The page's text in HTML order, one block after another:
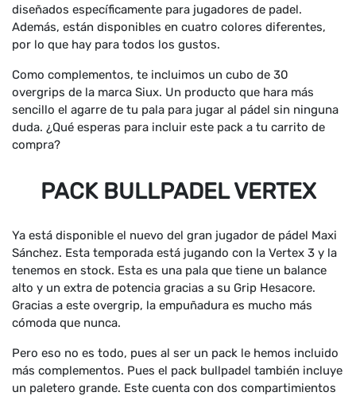
diseñados específicamente para jugadores de padel.
Además, están disponibles en cuatro colores diferentes,
por lo que hay para todos los gustos.
Como complementos, te incluimos un cubo de 30
overgrips de la marca Siux. Un producto que hara más
sencillo el agarre de tu pala para jugar al pádel sin ninguna
duda. ¿Qué esperas para incluir este pack a tu carrito de
compra?
PACK BULLPADEL VERTEX
Ya está disponible el nuevo del gran jugador de pádel Maxi
Sánchez. Esta temporada está jugando con la Vertex 3 y la
tenemos en stock. Esta es una pala que tiene un balance
alto y un extra de potencia gracias a su Grip Hesacore.
Gracias a este overgrip, la empuñadura es mucho más
cómoda que nunca.
Pero eso no es todo, pues al ser un pack le hemos incluido
más complementos. Pues el pack bullpadel también incluye
un paletero grande. Este cuenta con dos compartimientos